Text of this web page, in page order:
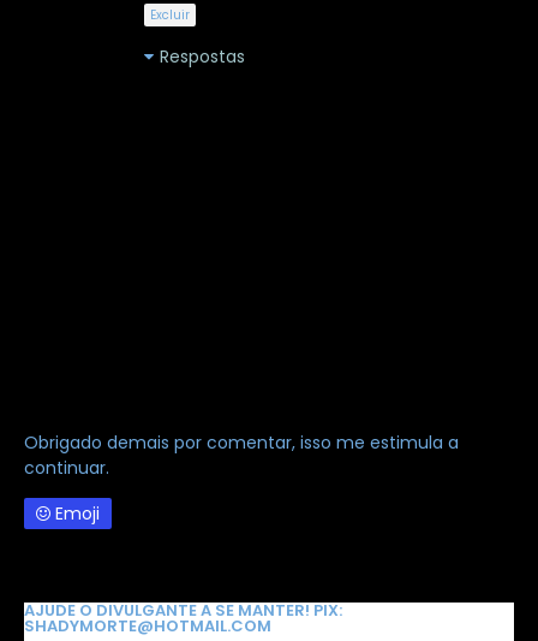
Excluir
Respostas
Obrigado demais por comentar, isso me estimula a
continuar.
Emoji
AJUDE O DIVULGANTE A SE MANTER! PIX:
SHADYMORTE@HOTMAIL.COM